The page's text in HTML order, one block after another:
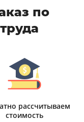
по
рассчитываем
стоимость